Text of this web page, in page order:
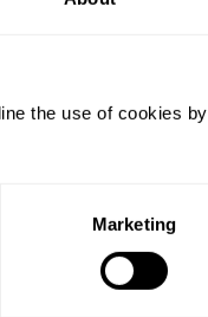
the use of cookies by
Marketing